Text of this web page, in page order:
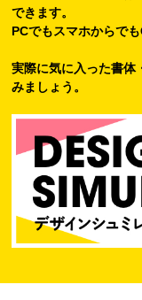
できます。
PCでもスマホからでも
実際に気に入った書体
みましょう。